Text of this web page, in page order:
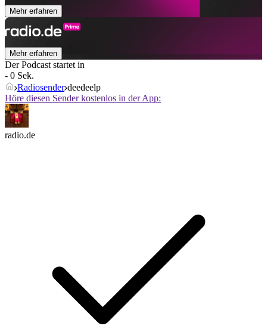
Mehr erfahren
Mehr erfahren
Der Podcast startet in
- 0 Sek.
Radiosender deedeelp
Höre diesen Sender kostenlos in der App:
radio.de